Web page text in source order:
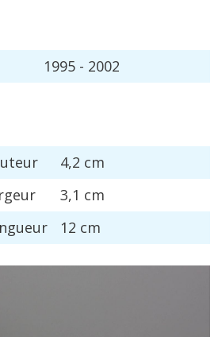
1995 - 2002
4,2 cm
3,1 cm
12 cm